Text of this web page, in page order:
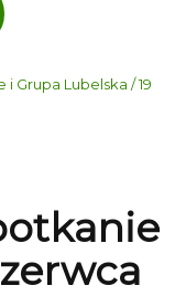
Grupa Lubelska / 19